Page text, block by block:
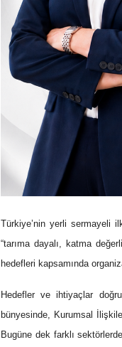
Türkiye’nin yerli sermayeli
“tarıma dayalı, katma
hedefleri kapsamında
Hedefler ve ihtiyaçlar
bünyesinde, Kurumsal
Bugüne dek farklı